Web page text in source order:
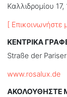
Καλλιδρομίου
[ Επικοινωνήστε
ΚΕΝΤΡΙΚΑ
Straße der
www.rosalux.de
ΑΚΟΛΟΥΘΗΣΤΕ